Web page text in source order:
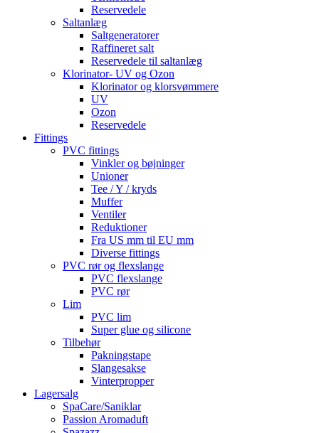
Reservedele
Saltanlæg
Saltgeneratorer
Raffineret salt
Reservedele til saltanlæg
Klorinator- UV og Ozon
Klorinator og klorsvømmere
UV
Ozon
Reservedele
Fittings
PVC fittings
Vinkler og bøjninger
Unioner
Tee / Y / kryds
Muffer
Ventiler
Reduktioner
Fra US mm til EU mm
Diverse fittings
PVC rør og flexslange
PVC flexslange
PVC rør
Lim
PVC lim
Super glue og silicone
Tilbehør
Pakningstape
Slangesakse
Vinterpropper
Lagersalg
SpaCare/Saniklar
Passion Aromaduft